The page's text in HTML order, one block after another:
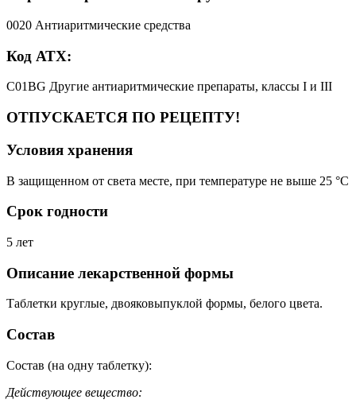
0020 Антиаритмические средства
Код АТХ:
C01BG Другие антиаритмические препараты, классы I и III
ОТПУСКАЕТСЯ ПО РЕЦЕПТУ!
Условия хранения
В защищенном от света месте, при температуре не выше 25 °C
Срок годности
5 лет
Описание лекарственной формы
Таблетки круглые, двояковыпуклой формы, белого цвета.
Состав
Состав (на одну таблетку):
Действующее вещество: